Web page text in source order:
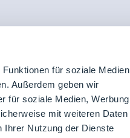
für soziale Medien
Außerdem geben wir
für soziale Medien, Werbung
mit weiteren Daten
Ihrer Nutzung der Dienste